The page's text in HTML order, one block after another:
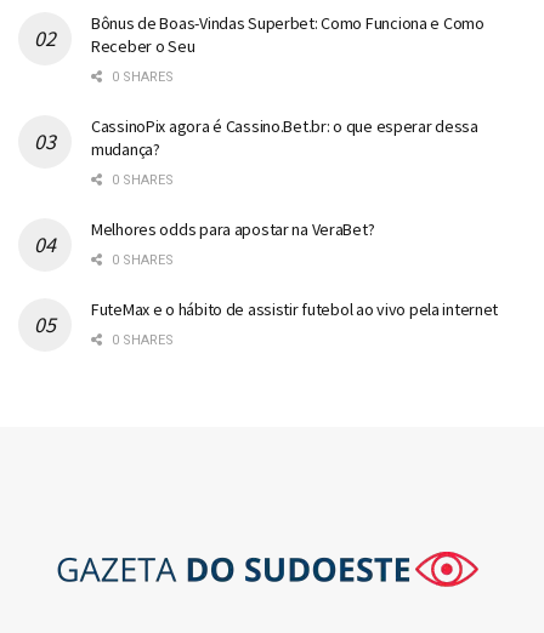
Bônus de Boas-Vindas Superbet: Como Funciona e Como
Receber o Seu
0 SHARES
CassinoPix agora é Cassino.Bet.br: o que esperar dessa
mudança?
0 SHARES
Melhores odds para apostar na VeraBet?
0 SHARES
FuteMax e o hábito de assistir futebol ao vivo pela internet
0 SHARES